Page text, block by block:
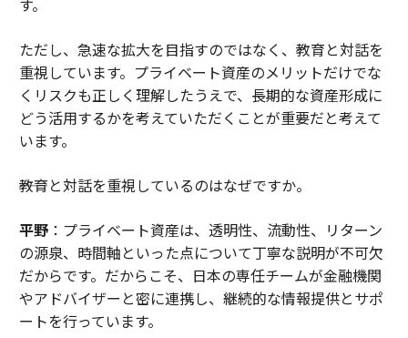
ただし、急速な拡大を目指すのではなく、教育と対話を
重視しています。プライベート資産のメリットだけでな
くリスクも正しく理解したうえで、長期的な資産形成に
どう活用するかを考えていただくことが重要だと考えて
います。
――教育と対話を重視しているのはなぜですか。
平野：プライベート資産は、透明性、流動性、リターン
の源泉、時間軸といった点について丁寧な説明が不可欠
だからです。だからこそ、日本の専任チームが金融機関
やアドバイザーと密に連携し、継続的な情報提供とサポ
ートを行っています。